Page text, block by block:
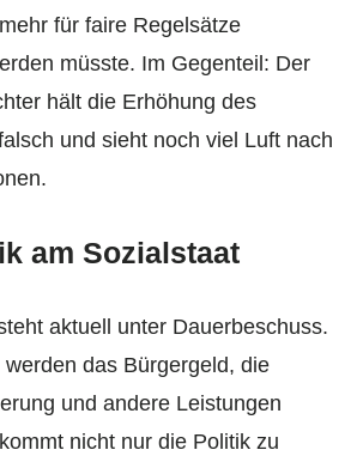
für faire Regelsätze
müsste. Im Gegenteil: Der
hält die Erhöhung des
und sieht noch viel Luft nach
am Sozialstaat
aktuell unter Dauerbeschuss.
das Bürgergeld, die
und andere Leistungen
nicht nur die Politik zu